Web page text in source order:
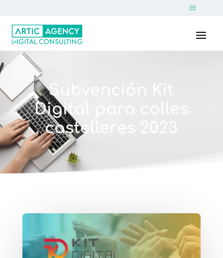
Subvención Kit
Digital para colles
castelleres 2023